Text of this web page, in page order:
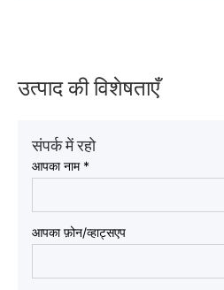
उत्पाद की विशेषताएँ
संपर्क में रहो
आपका नाम *
आपका फ़ोन/व्हाट्सएप